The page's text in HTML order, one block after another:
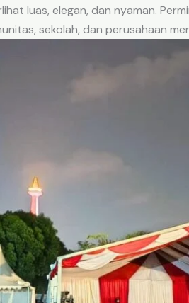
luas, elegan, dan nyaman.
sekolah, dan perusahaan